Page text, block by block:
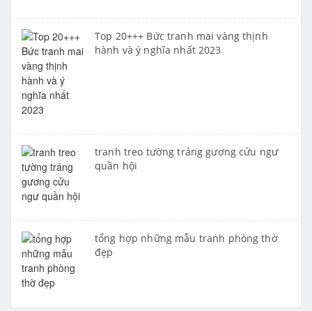
Top 20+++ Bức tranh mai vàng thịnh
hành và ý nghĩa nhất 2023
tranh treo tường tráng gương cửu ngư
quần hội
tổng hợp những mẫu tranh phòng thờ
đẹp